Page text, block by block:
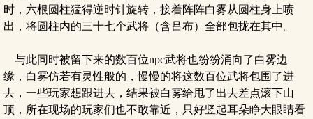
时，六根圆柱猛得逆时针旋转，接着阵阵白雾从圆柱身上喷
出，将圆柱内的三十七个武将（含吕布）全部包拢在其中。
与此同时被留下来的数百位npc武将也纷纷涌向了白雾边
缘，白雾仿若有灵性般的，慢慢的将这数百位武将包围了进
去，一些玩家想跟进去，结果被白雾给甩了出去差点滚下山
顶，所在现场的玩家们也不敢靠近，只好竖起耳朵睁大眼睛看